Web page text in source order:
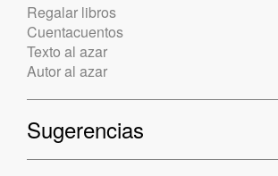
Regalar libros
Cuentacuentos
Texto al azar
Autor al azar
Sugerencias